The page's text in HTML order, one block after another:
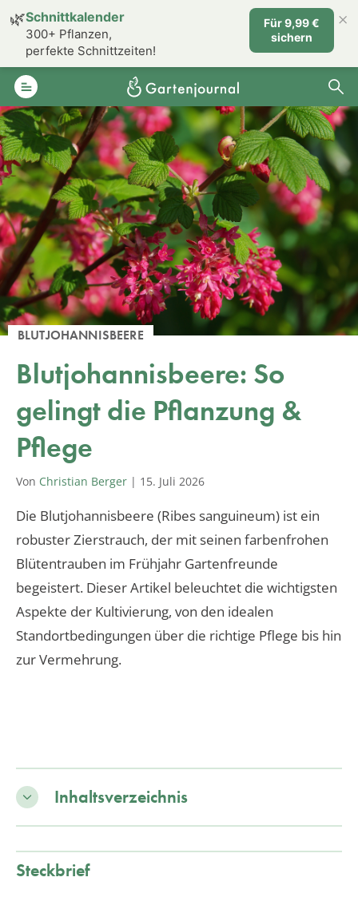
BLUTJOHANNISBEERE
Blutjohannisbeere: So
gelingt die Pflanzung &
Pflege
Von Christian Berger | 15. Juli 2026
Die Blutjohannisbeere (Ribes sanguineum) ist ein
robuster Zierstrauch, der mit seinen farbenfrohen
Blütentrauben im Frühjahr Gartenfreunde
begeistert. Dieser Artikel beleuchtet die wichtigsten
Aspekte der Kultivierung, von den idealen
Standortbedingungen über die richtige Pflege bis hin
zur Vermehrung.
Inhaltsverzeichnis
Steckbrief
🌿Schnittkalender
300+ Pflanzen,
perfekte Schnittzeiten!
Für 9,99 €
sichern
×